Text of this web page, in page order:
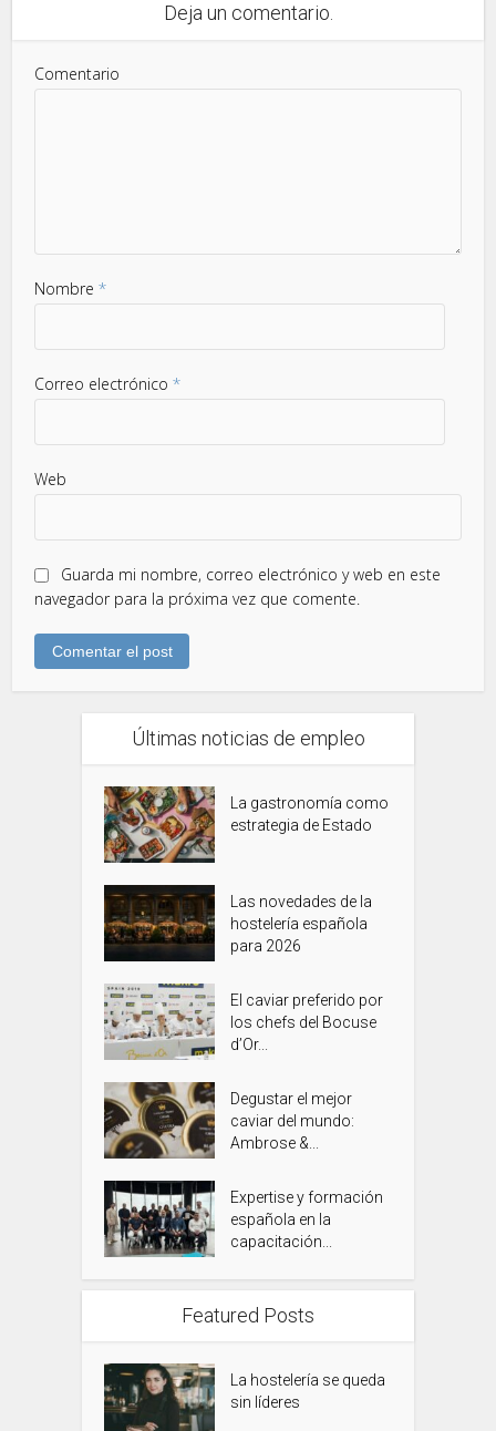
Deja un comentario.
Comentario
Nombre*
Correo electrónico*
Web
Guarda mi nombre, correo electrónico y web en este
navegador para la próxima vez que comente.
Últimas noticias de empleo
La gastronomía como
estrategia de Estado
Las novedades de la
hostelería española
para 2026
El caviar preferido por
los chefs del Bocuse
d’Or...
Degustar el mejor
caviar del mundo:
Ambrose &...
Expertise y formación
española en la
capacitación...
Featured Posts
La hostelería se queda
sin líderes